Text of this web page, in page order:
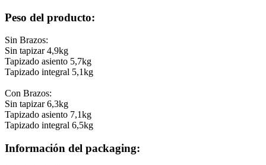
Peso del producto:
Sin Brazos:
Sin tapizar 4,9kg
Tapizado asiento 5,7kg
Tapizado integral 5,1kg
Con Brazos:
Sin tapizar 6,3kg
Tapizado asiento 7,1kg
Tapizado integral 6,5kg
Información del packaging: